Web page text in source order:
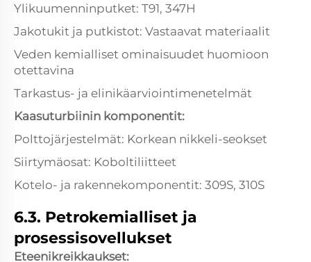
Ylikuumenninputket: T91, 347H
Jakotukit ja putkistot: Vastaavat materiaalit
Veden kemialliset ominaisuudet huomioon
otettavina
Tarkastus- ja elinikäarviointimenetelmät
Kaasuturbiinin komponentit:
Polttojärjestelmät: Korkean nikkeli-seokset
Siirtymäosat: Koboltiliitteet
Kotelo- ja rakennekomponentit: 309S, 310S
6.3. Petrokemialliset ja
prosessisovellukset
Eteenikreikkaukset: